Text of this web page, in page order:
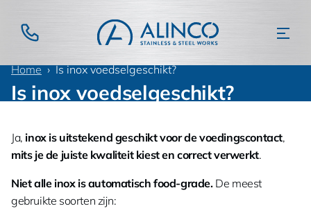
Home Is inox voedselgeschikt?
Is inox voedselgeschikt?
Ja, inox is uitstekend geschikt voor de voedingscontact,
mits je de juiste kwaliteit kiest en correct verwerkt.
Niet alle inox is automatisch food-grade.De meest
gebruikte soorten zijn: